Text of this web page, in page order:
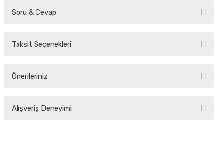
Soru & Cevap
Taksit Seçenekleri
Önerileriniz
yetersiz gördüğünüz noktaları öneri formunu kullanarak tarafımıza
Alışveriş Deneyimi